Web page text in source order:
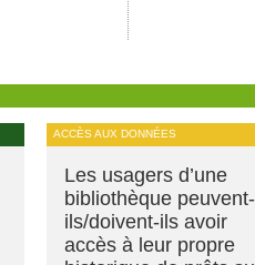
ACCÈS AUX DONNÉES
Les usagers d’une
bibliothèque peuvent-
ils/doivent-ils avoir
accès à leur propre